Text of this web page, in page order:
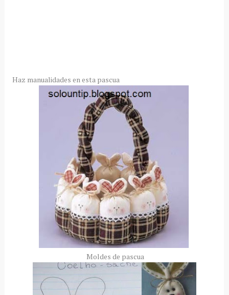
Haz manualidades en esta pascua
Moldes de pascua